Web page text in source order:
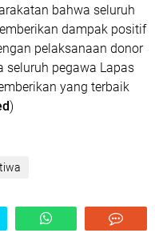
bahwa seluruh
dampak positif
pelaksanaan donor
seluruh pegawa Lapas
yang terbaik
)